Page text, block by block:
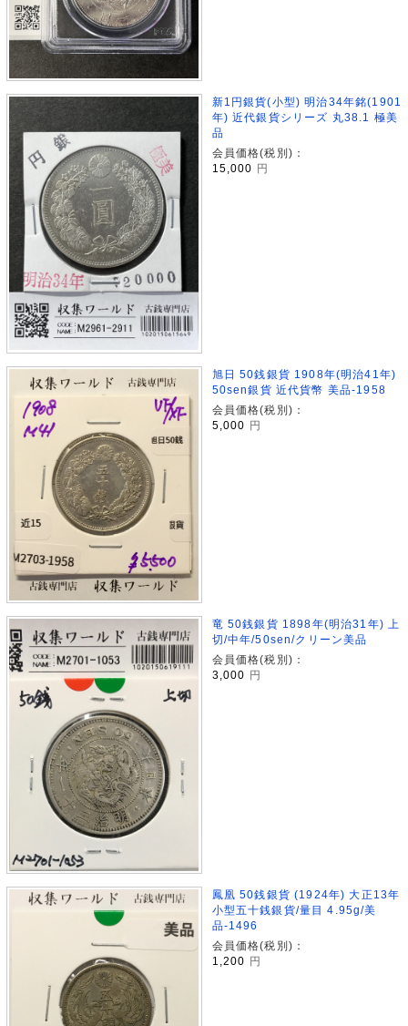
新1円銀貨(小型) 明治34年銘(1901
年) 近代銀貨シリーズ 丸38.1 極美
品
会員価格(税別)：
15,000
円
旭日 50銭銀貨 1908年(明治41年)
50sen銀貨 近代貨幣 美品-1958
会員価格(税別)：
5,000 円
竜 50銭銀貨 1898年(明治31年) 上
切/中年/50sen/クリーン美品
会員価格(税別)：
3,000 円
鳳凰 50銭銀貨 (1924年) 大正13年
小型五十銭銀貨/量目 4.95g/美
品-1496
会員価格(税別)：
1,200 円